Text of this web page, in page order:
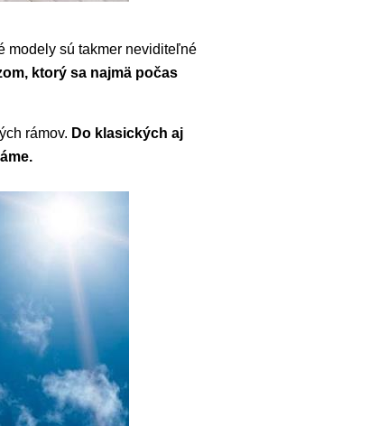
modely sú takmer neviditeľné
ktorý sa najmä počas
rámov. Do klasických aj